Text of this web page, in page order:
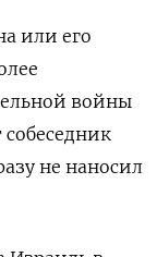
или его
войны
собеседник
не наносил